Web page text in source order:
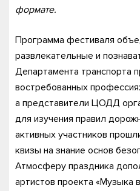
формате.
Программа фестиваля
развлекательные и
Департамента транспорта
востребованных
а представители ЦОДД
для изучения правил
активных участников
квизы на знание основ
Атмосферу праздника
артистов проекта «Музыка